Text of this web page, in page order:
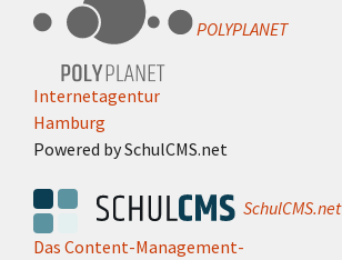
POLYPLANET
Internetagentur
Hamburg
Powered by SchulCMS.net
SchulCMS.net
Das Content-Management-